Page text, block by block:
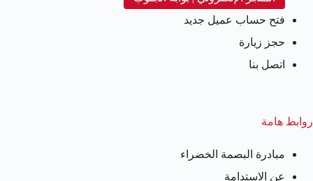
فتح حساب عميل جديد
حجز زيارة
اتصل بنا
روابط هامة
مبادرة البصمة الخضراء
عن الاستدامة